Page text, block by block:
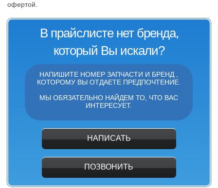
офертой.
В прайслисте нет бренда,
который Вы искали?
НАПИШИТЕ НОМЕР ЗАПЧАСТИ И БРЕНД ,
КОТОРОМУ ВЫ ОТДАЕТЕ ПРЕДПОЧТЕНИЕ.
МЫ ОБЯЗАТЕЛЬНО НАЙДЕМ ТО, ЧТО ВАС
ИНТЕРЕСУЕТ.
НАПИСАТЬ
ПОЗВОНИТЬ